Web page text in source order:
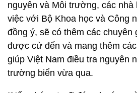
loạt ở miền Trung gồm các tỉnh
Bình, Quảng Trị, và Thừa
Giáo sư Roberto Mayerle,
nghiên cứu và Công nghệ Đại
liên bang Đức, cho biết sau khi